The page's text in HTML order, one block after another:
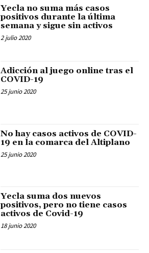
Yecla no suma más casos
positivos durante la última
semana y sigue sin activos
2 julio 2020
Adicción al juego online tras el
COVID-19
25 junio 2020
No hay casos activos de COVID-
19 en la comarca del Altiplano
25 junio 2020
Yecla suma dos nuevos
positivos, pero no tiene casos
activos de Covid-19
18 junio 2020